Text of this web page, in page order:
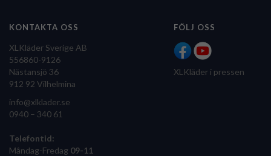
KONTAKTA OSS
XLKläder Sverige AB
556860-9126
Nästansjö 36
912 92 Vilhelmina
info@xlklader.se
0940 – 340 61
Telefontid:
Måndag-Fredag 09-11
FÖLJ OSS
XLKläder i pressen